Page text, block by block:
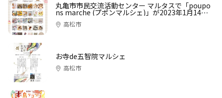
丸亀市市民交流活動センター マルタスで「poupo
ns marche (プポンマルシェ)」が2023年1月14日
(土)に開催
高松市
お寺de五智院マルシェ
高松市